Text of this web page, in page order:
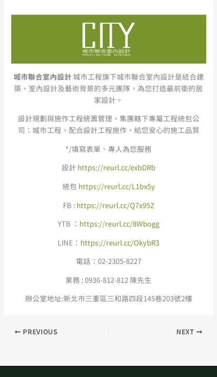
城市聯合室內設計城市工程旗下城市聯合室內設計是結合建
築、室內設計及藝術背景的多元團隊，為您打造最前衛的居
家設計。
設計規劃與施作工程統籌管理，集團轄下專屬工程統包公
司：城市工程、配合設計工程施作，給您安心的施工品質
*/填寫表單、專人為您服務
設計 https://reurl.cc/exbDRb
統包 https://reurl.cc/L1bx5y
FB : https://reurl.cc/Q7x95Z
YTB ： https://reurl.cc/8Wbogg
LINE： https://reurl.cc/OkybR3
電話：02-2305-8227
業務 : 0936-812-812 陳先生
辦公室地址:新北市三重區三和路四段145巷203號2樓
PREVIOUS NEXT